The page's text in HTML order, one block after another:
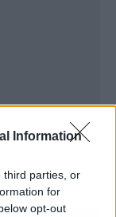
Information
third parties, or
for
opt-out